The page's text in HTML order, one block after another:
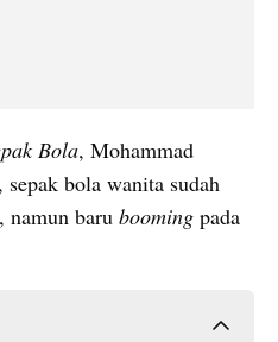
Bola, Mohammad
bola wanita sudah
namun baru booming pada